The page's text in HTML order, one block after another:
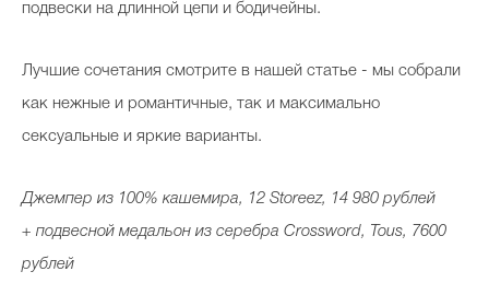
подвески на длинной цепи и бодичейны.
Лучшие сочетания смотрите в нашей статье - мы собрали
как нежные и романтичные, так и максимально
сексуальные и яркие варианты.
Джемпер из 100% кашемира, 12 Storeez, 14 980 рублей
+ подвесной медальон из серебра Crossword, Tous, 7600
рублей